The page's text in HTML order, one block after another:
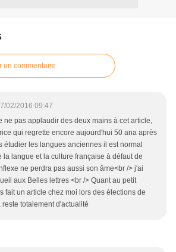
un commentaire
02/2016 09:47
ne pas applaudir des deux mains à cet article,
qui regrette encore aujourd'hui 50 ana après
étudier les langues anciennes il est normal
la langue et la culture française à défaut de
ne perdra pas aussi son âme<br /> j'ai
aux Belles lettres <br /> Quant au petit
fait un article chez moi lors des élections de
totalement d'actualité